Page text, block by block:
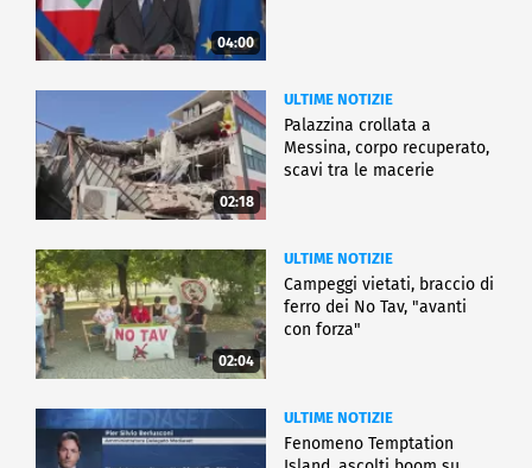
04:00
02:18
ULTIME NOTIZIE
Palazzina crollata a
Messina, corpo recuperato,
scavi tra le macerie
02:04
ULTIME NOTIZIE
Campeggi vietati, braccio di
ferro dei No Tav, "avanti
con forza"
ULTIME NOTIZIE
Fenomeno Temptation